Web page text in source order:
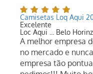
Camisetas Loq Aqui
Excelente
Loc Aqui ... Belo
A melhor empresa
no mercado e
empresa tão